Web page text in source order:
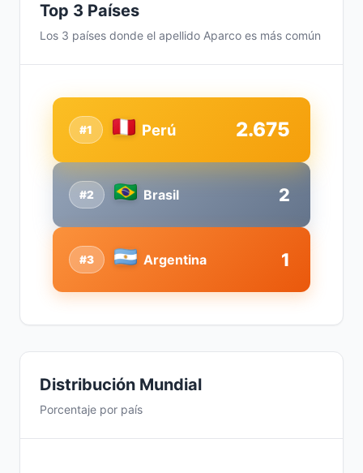
Top 3 Países
Los 3 países donde el apellido Aparco es más común
#2 Brasil 2
#1 Perú 2.675
#3 Argentina 1
Distribución Mundial
Porcentaje por país